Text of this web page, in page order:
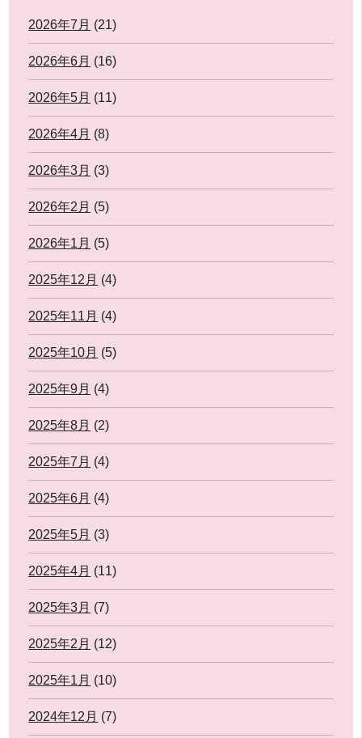
2026年7月 (21)
2026年6月 (16)
2026年5月 (11)
2026年4月 (8)
2026年3月 (3)
2026年2月 (5)
2026年1月 (5)
2025年12月 (4)
2025年11月 (4)
2025年10月 (5)
2025年9月 (4)
2025年8月 (2)
2025年7月 (4)
2025年6月 (4)
2025年5月 (3)
2025年4月 (11)
2025年3月 (7)
2025年2月 (12)
2025年1月 (10)
2024年12月 (7)